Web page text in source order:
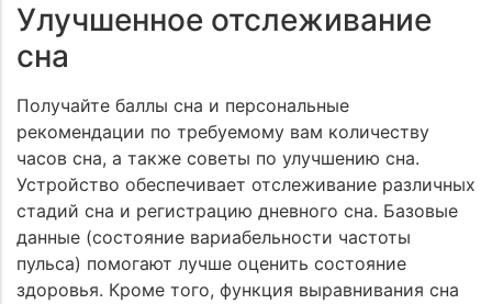
Улучшенное отслеживание
сна
Получайте баллы сна и персональные
рекомендации по требуемому вам количеству
часов сна, а также советы по улучшению сна.
Устройство обеспечивает отслеживание различных
стадий сна и регистрацию дневного сна. Базовые
данные (состояние вариабельности частоты
пульса) помогают лучше оценить состояние
здоровья. Кроме того, функция выравнивания сна